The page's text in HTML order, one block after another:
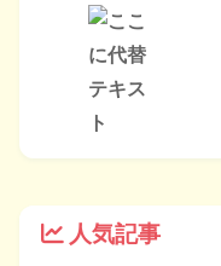
人気記事